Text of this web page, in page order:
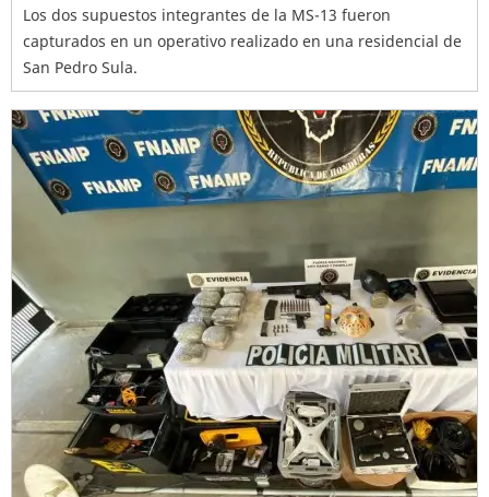
Los dos supuestos integrantes de la MS-13 fueron
capturados en un operativo realizado en una residencial de
San Pedro Sula.